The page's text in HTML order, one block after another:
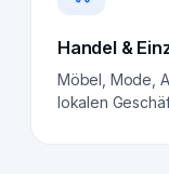
Handel &
Möbel, Mode,
lokalen